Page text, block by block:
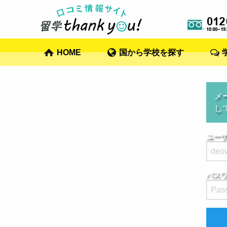
HOME 国から学校を探す
メ
し
ユー
パス